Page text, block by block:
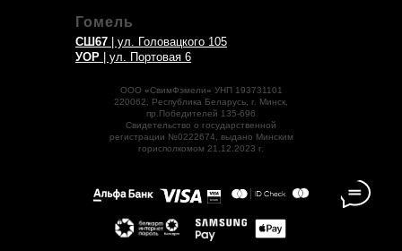
Гомель
СШ67 | ул. Головацкого 105
УОР | ул. Портовая 6
ООО «СвимФэмели» УНП 193731101
220062, Республика Беларусь, г. Минск,
пр.Победителей 135-696
Свидетельство о государственной
регистрации №0222674, выдано Минским
горисполкомом 21.12.2023 г.